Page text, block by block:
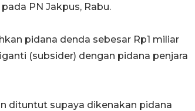
PN Jakpus, Rabu.
pidana denda sebesar Rp1 miliar
(subsider) dengan pidana penjara
dituntut supaya dikenakan pidana